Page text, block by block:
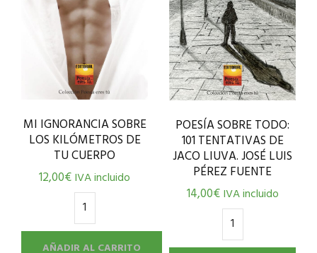
MI IGNORANCIA SOBRE
LOS KILÓMETROS DE
TU CUERPO
12,00€IVA incluido
AÑADIR AL CARRITO
POESÍA SOBRE TODO:
101 TENTATIVAS DE
JACO LIUVA. JOSÉ LUIS
PÉREZ FUENTE
14,00€ IVA incluido